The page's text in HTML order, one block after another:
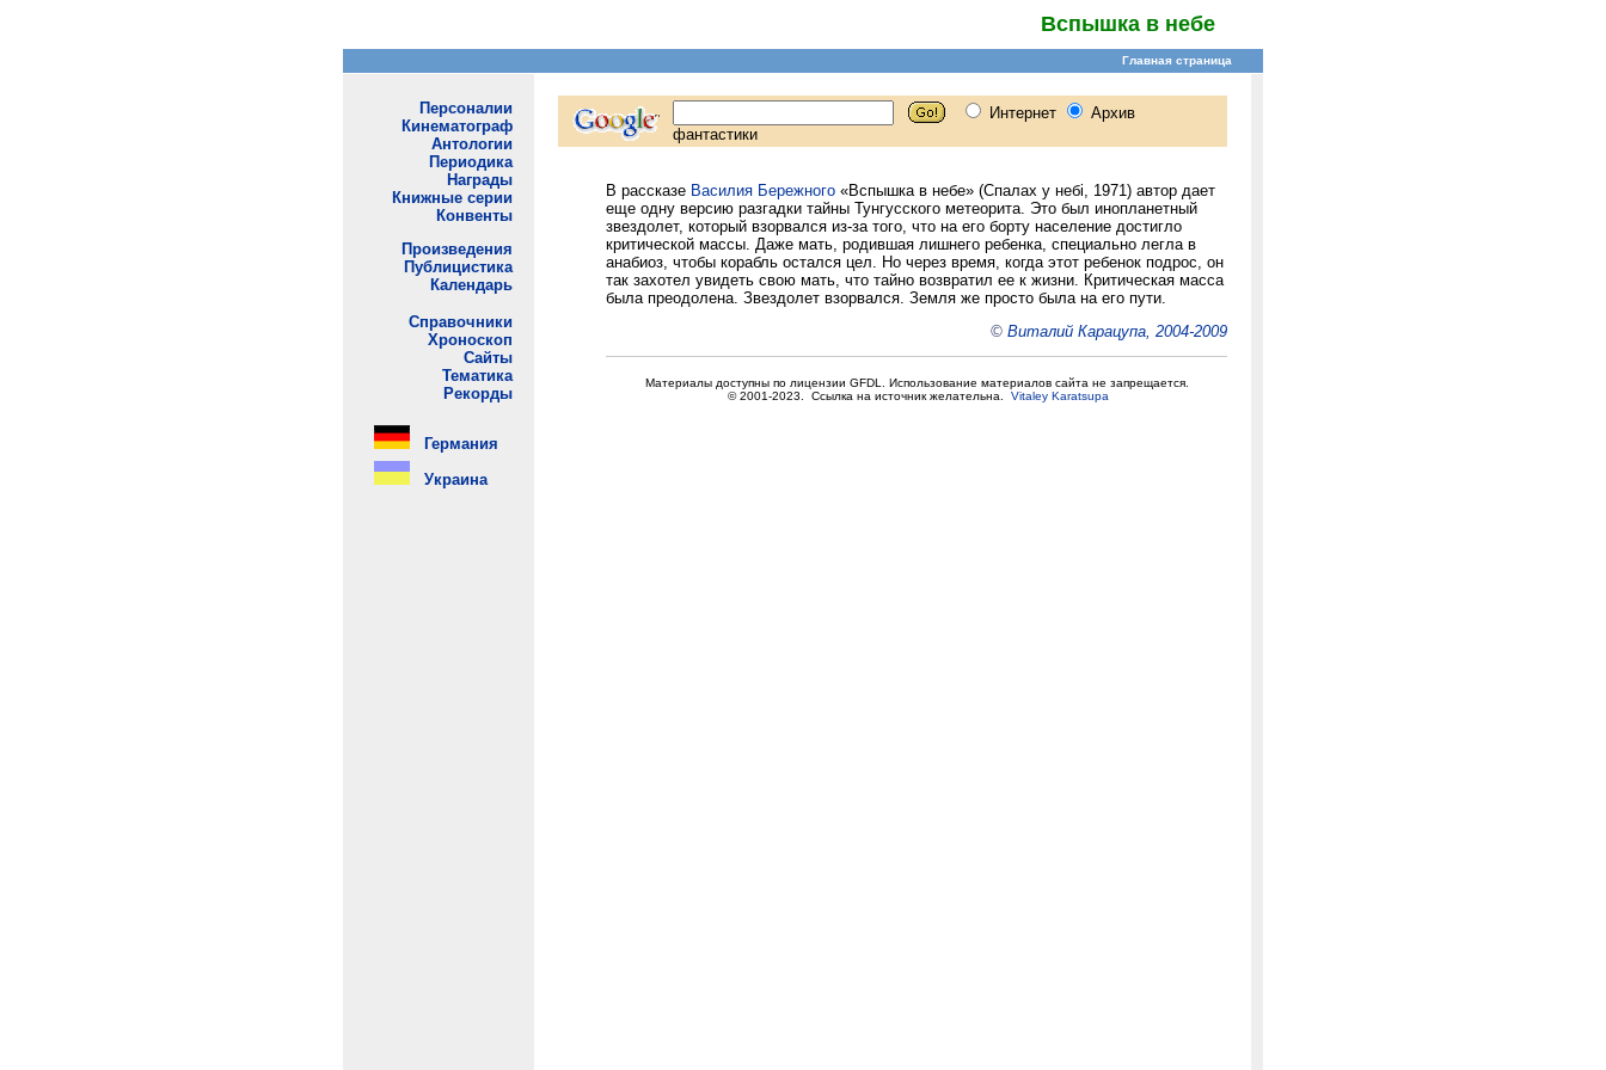
Вспышка в небе
В рассказе Василия Бережного «Вспышка в небе» (Спалах у небі, 1971) автор дает
еще одну версию разгадки тайны Тунгусского метеорита. Это был инопланетный
звездолет, который взорвался из-за того, что на его борту население достигло
критической массы. Даже мать, родившая лишнего ребенка, специально легла в
анабиоз, чтобы корабль остался цел. Но через время, когда этот ребенок подрос, он
так захотел увидеть свою мать, что тайно возвратил ее к жизни. Критическая масса
была преодолена. Звездолет взорвался. Земля же просто была на его пути.
© Виталий Карацупа, 2004-2009